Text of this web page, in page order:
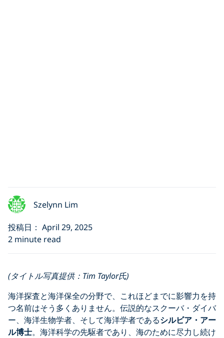
Szelynn Lim
投稿日： April 29, 2025
2 minute read
(タイトル写真提供：Tim Taylor氏)
海洋探査と海洋保全の分野で、これほどまでに影響力を持
つ名前はそう多くありません。伝説的なスクーバ・ダイバ
ー、海洋生物学者、そして海洋学者であるシルビア・アー
ル博士。海洋科学の先駆者であり、海のために尽力し続け